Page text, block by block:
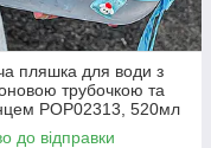
пляшка для води з
трубочкою та
POP02313, 520мл
до відправки